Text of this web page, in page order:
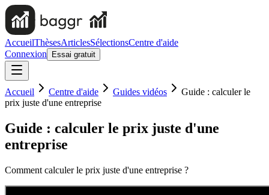
AccueilThèsesArticlesSélectionsCentre d'aide
Connexion
Essai gratuit
Accueil Centre d'aide Guides vidéos
Guide : calculer le
prix juste d'une entreprise
Guide : calculer le prix juste d'une
entreprise
Comment calculer le prix juste d'une entreprise ?